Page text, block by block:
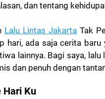
dan tentang
Lalu Lintas Jakarta Tak
hari, ada saja cerita baru
lainnya. Bagi saya,
dan penuh dengan
Hari Ku